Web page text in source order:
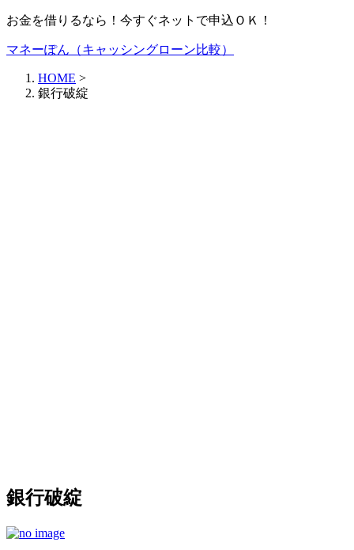
お金を借りるなら！今すぐネットで申込ＯＫ！
マネーぽん（キャッシングローン比較）
HOME >
銀行破綻
銀行破綻